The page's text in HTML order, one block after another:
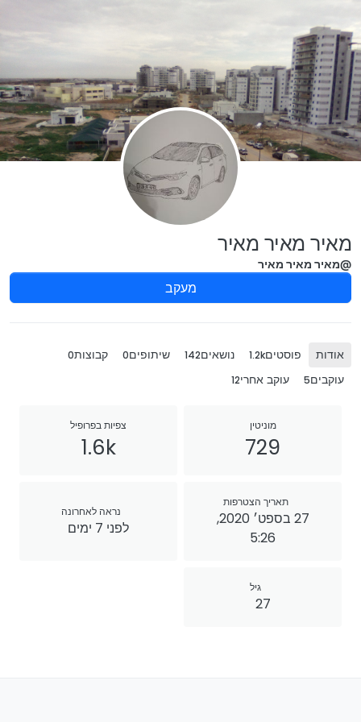
מאיר מאיר מאיר
@מאיר מאיר מאיר
מעקב
אודות פוסטים1.2k נושאים142 שיתופים0 קבוצות0
עוקבים5 עוקב אחרי12
מוניטין
729
צפיות בפרופיל
1.6k
תאריך הצטרפות
27 בספט׳ 2020,
5:26
נראה לאחרונה
לפני 7 ימים
גיל
27